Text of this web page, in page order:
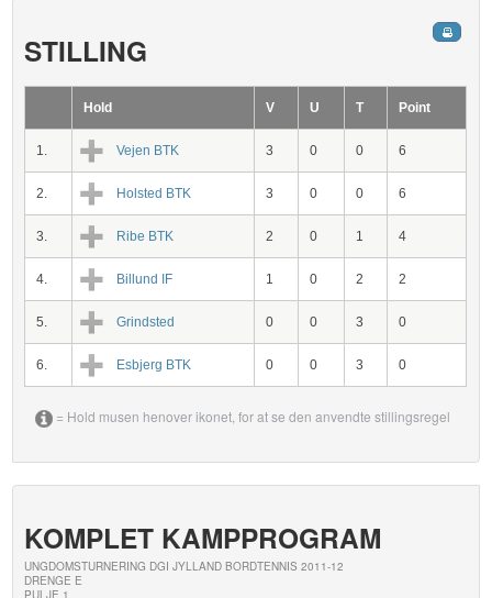
STILLING
Hold V U T Point
1. Vejen BTK 3 0 0 6
2. Holsted BTK 3 0 0 6
3. Ribe BTK 2 0 1 4
4. Billund IF 1 0 2 2
5. Grindsted 0 0 3 0
6. Esbjerg BTK 0 0 3 0
= Hold musen henover ikonet, for at se den anvendte stillingsregel
KOMPLET KAMPPROGRAM
UNGDOMSTURNERING DGI JYLLAND BORDTENNIS 2011-12
DRENGE E
PULJE 1